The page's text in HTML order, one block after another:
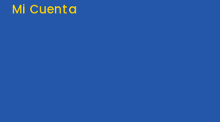
Mi Cuenta